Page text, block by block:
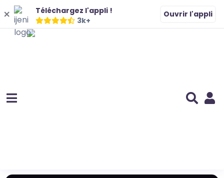
Téléchargez l'appli !
3k+
Ouvrir l'appli